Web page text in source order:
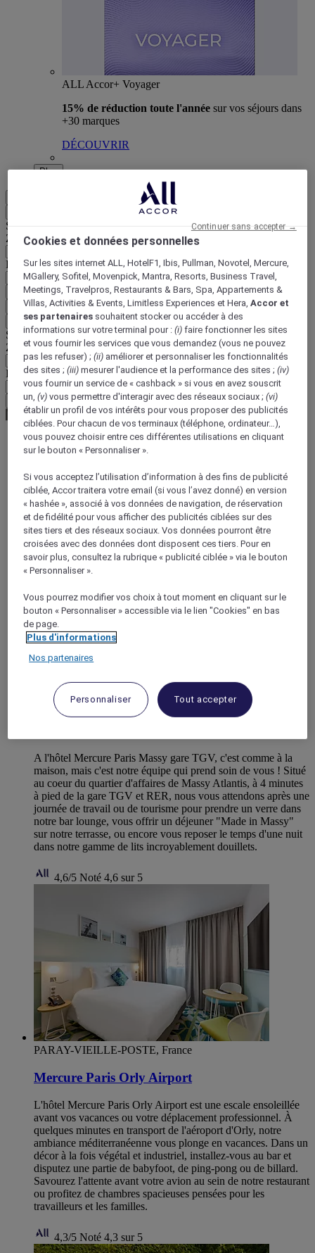
ALL Accor+ Voyager
15% de réduction toute l'année sur vos séjours dans
+30 marques
DÉCOUVRIR
Plus
Sélectionnez votre zone et votre langue ci-dessous
Zone géographique
Pays/Région - Langue
Valider votre zone et votre langue
EUR (€)
Retour
Sélectionnez votre devise ci-dessous
Zone géographique
Devise
Valider ma devise
World
France
Ile-de-France
ESSONNE
Villemoisson
MASSY, France
A l'hôtel Mercure Paris Massy gare TGV, c'est comme à la
maison, mais c'est notre équipe qui prend soin de vous ! Situé
au coeur du quartier d'affaires de Massy Atlantis, à 4 minutes
à pied de la gare TGV et RER, nous vous attendons après une
journée de travail ou de tourisme pour prendre un verre dans
notre bar lounge, vous offrir un déjeuner "Made in Massy"
sur notre terrasse, ou encore vous reposer le temps d'une nuit
dans notre gamme de lits incroyablement douillets.
4,6/5 Noté 4,6 sur 5
PARAY-VIEILLE-POSTE, France
Mercure Paris Orly Airport
L'hôtel Mercure Paris Orly Airport est une escale ensoleillée
avant vos vacances ou votre déplacement professionnel. À
quelques minutes en transport de l'aéroport d'Orly, notre
ambiance méditerranéenne vous plonge en vacances. Dans un
décor à la fois végétal et industriel, installez-vous au bar et
disputez une partie de babyfoot, de ping-pong ou de billard.
Savourez l'attente avant votre avion au sein de notre restaurant
ou profitez de chambres spacieuses pensées pour les
travailleurs et les familles.
4,3/5 Noté 4,3 sur 5
Cookies et données personnelles
Sur les sites internet ALL, HotelF1, Ibis, Pullman, Novotel, Mercure,
MGallery, Sofitel, Movenpick, Mantra, Resorts, Business Travel,
Meetings, Travelpros, Restaurants & Bars, Spa, Appartements &
Villas, Activities & Events, Limitless Experiences et Hera,Accor et
ses partenaires souhaitent stocker ou accéder à des
informations sur votre terminal pour :(i) faire fonctionner les sites
et vous fournir les services que vous demandez (vous ne pouvez
pas les refuser) ;(ii) améliorer et personnaliser les fonctionnalités
des sites ;(iii) mesurer l'audience et la performance des sites ;(iv)
vous fournir un service de « cashback » si vous en avez souscrit
un,(v) vous permettre d'interagir avec des réseaux sociaux ;(vi)
établir un profil de vos intérêts pour vous proposer des publicités
ciblées. Pour chacun de vos terminaux (téléphone, ordinateur…),
vous pouvez choisir entre ces différentes utilisations en cliquant
sur le bouton « Personnaliser ».
Si vous acceptez l’utilisation d’information à des fins de publicité
ciblée, Accor traitera votre email (si vous l’avez donné) en version
« hashée », associé à vos données de navigation, de réservation
et de fidélité pour vous afficher des publicités ciblées sur des
sites tiers et des réseaux sociaux. Vos données pourront être
croisées avec des données dont disposent ces tiers. Pour en
savoir plus, consultez la rubrique « publicité ciblée » via le bouton
« Personnaliser ».
Vous pourrez modifier vos choix à tout moment en cliquant sur le
bouton « Personnaliser » accessible via le lien "Cookies" en bas
de page.
Plus d'informations
Nos partenaires
Personnaliser Tout accepter
Continuer sans accepter →